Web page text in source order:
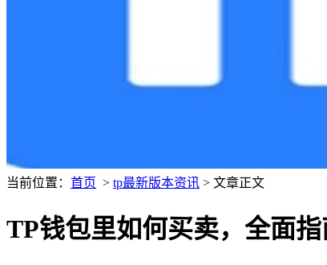
当前位置： 首页 > tp最新版本资讯 > 文章正文
TP钱包里如何买卖，全面指